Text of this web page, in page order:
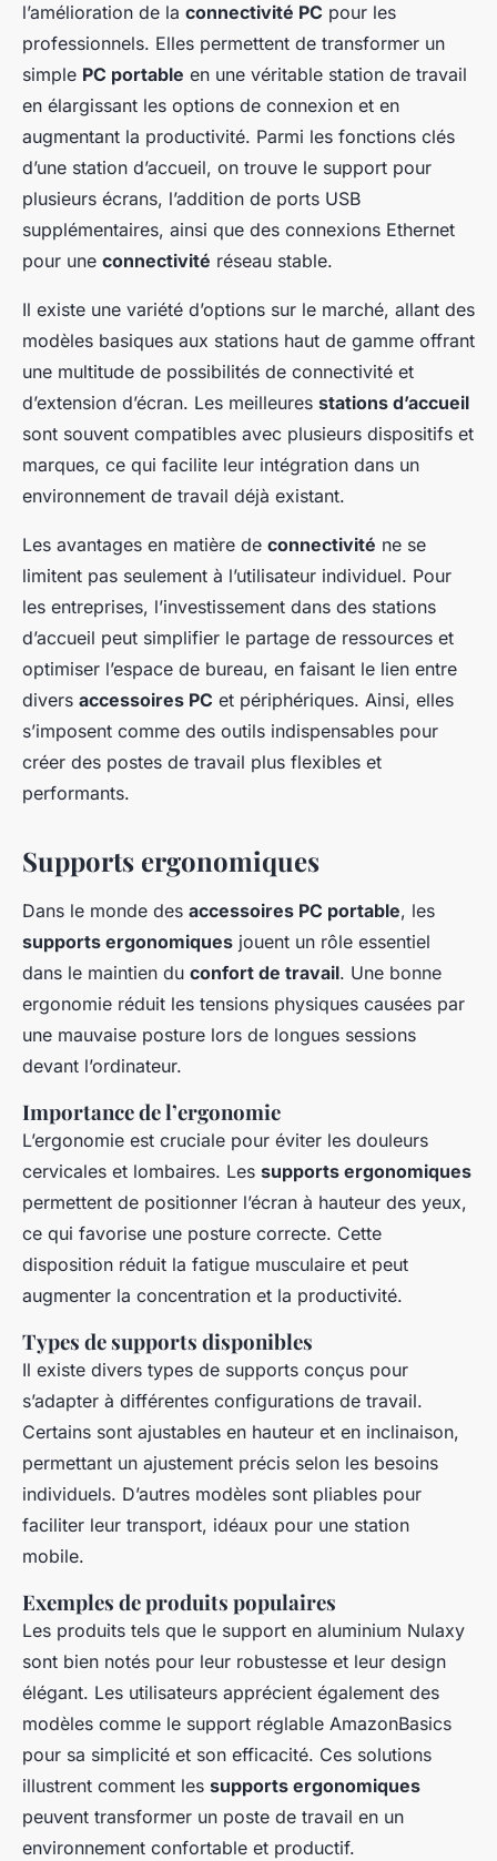
l’amélioration de la connectivité PC pour les
professionnels. Elles permettent de transformer un
simple PC portable en une véritable station de travail
en élargissant les options de connexion et en
augmentant la productivité. Parmi les fonctions clés
d’une station d’accueil, on trouve le support pour
plusieurs écrans, l’addition de ports USB
supplémentaires, ainsi que des connexions Ethernet
pour une connectivité réseau stable.
Il existe une variété d’options sur le marché, allant des
modèles basiques aux stations haut de gamme offrant
une multitude de possibilités de connectivité et
d’extension d’écran. Les meilleures stations d’accueil
sont souvent compatibles avec plusieurs dispositifs et
marques, ce qui facilite leur intégration dans un
environnement de travail déjà existant.
Les avantages en matière de connectivité ne se
limitent pas seulement à l’utilisateur individuel. Pour
les entreprises, l’investissement dans des stations
d’accueil peut simplifier le partage de ressources et
optimiser l’espace de bureau, en faisant le lien entre
divers accessoires PC et périphériques. Ainsi, elles
s’imposent comme des outils indispensables pour
créer des postes de travail plus flexibles et
performants.
Supports ergonomiques
Dans le monde des accessoires PC portable, les
supports ergonomiques jouent un rôle essentiel
dans le maintien du confort de travail. Une bonne
ergonomie réduit les tensions physiques causées par
une mauvaise posture lors de longues sessions
devant l’ordinateur.
Importance de l’ergonomie
L’ergonomie est cruciale pour éviter les douleurs
cervicales et lombaires. Les supports ergonomiques
permettent de positionner l’écran à hauteur des yeux,
ce qui favorise une posture correcte. Cette
disposition réduit la fatigue musculaire et peut
augmenter la concentration et la productivité.
Types de supports disponibles
Il existe divers types de supports conçus pour
s’adapter à différentes configurations de travail.
Certains sont ajustables en hauteur et en inclinaison,
permettant un ajustement précis selon les besoins
individuels. D’autres modèles sont pliables pour
faciliter leur transport, idéaux pour une station
mobile.
Exemples de produits populaires
Les produits tels que le support en aluminium Nulaxy
sont bien notés pour leur robustesse et leur design
élégant. Les utilisateurs apprécient également des
modèles comme le support réglable AmazonBasics
pour sa simplicité et son efficacité. Ces solutions
illustrent comment les supports ergonomiques
peuvent transformer un poste de travail en un
environnement confortable et productif.